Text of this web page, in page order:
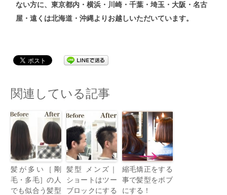
ない方に、東京都内・横浜・川崎・千葉・埼玉・大阪・名古
屋・遠くは北海道・沖縄よりお越しいただいています。
関連している記事
髪が多い［剛
毛・多毛］の人
でも似合う髪型
髪型 メンズ｜
ショートはツー
ブロックにする
縮毛矯正をする
事で髪型をボブ
にする！